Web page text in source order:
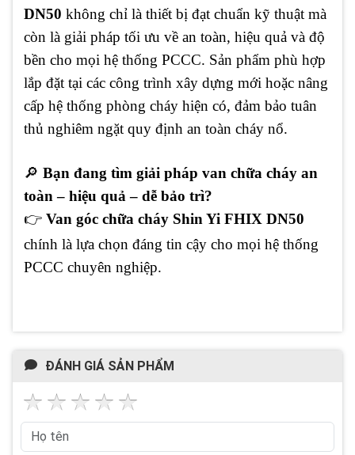
DN50 không chỉ là thiết bị đạt chuẩn kỹ thuật mà
còn là giải pháp tối ưu về an toàn, hiệu quả và độ
bền cho mọi hệ thống PCCC. Sản phẩm phù hợp
lắp đặt tại các công trình xây dựng mới hoặc nâng
cấp hệ thống phòng cháy hiện có, đảm bảo tuân
thủ nghiêm ngặt quy định an toàn cháy nổ.
🔎 Bạn đang tìm giải pháp van chữa cháy an
toàn – hiệu quả – dễ bảo trì?
👉 Van góc chữa cháy Shin Yi FHIX DN50
chính là lựa chọn đáng tin cậy cho mọi hệ thống
PCCC chuyên nghiệp.
ĐÁNH GIÁ SẢN PHẨM